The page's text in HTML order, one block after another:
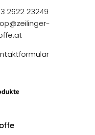
2622 23249